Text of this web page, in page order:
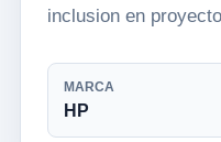
inclusion en
MARCA
HP